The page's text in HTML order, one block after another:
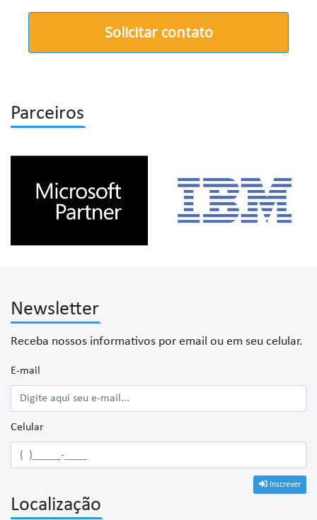
Solicitar contato
Parceiros
Newsletter
Receba nossos informativos por email ou em seu celular.
E-mail
Celular
Inscrever
Localização